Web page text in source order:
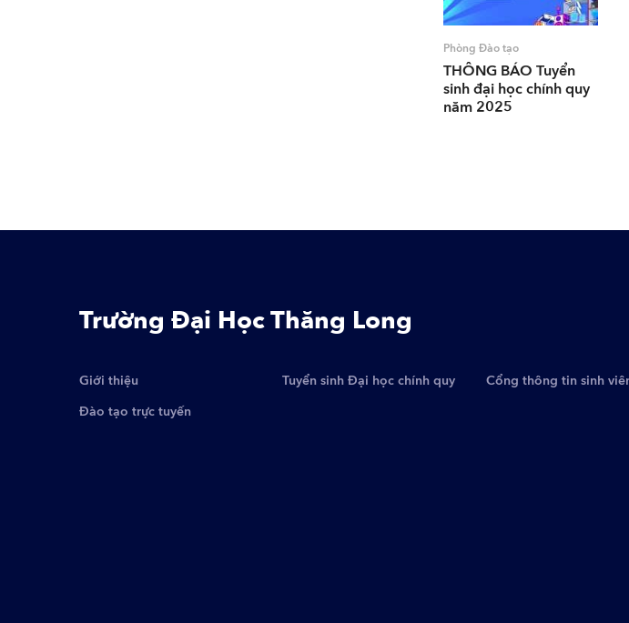
Phòng Đào tạo
THÔNG BÁO Tuyển
sinh đại học chính quy
năm 2025
Trường Đại Học Thăng Long
Giới thiệu Tuyển sinh Đại học chính quy
Cổng thông tin sinh
Đào tạo trực tuyến